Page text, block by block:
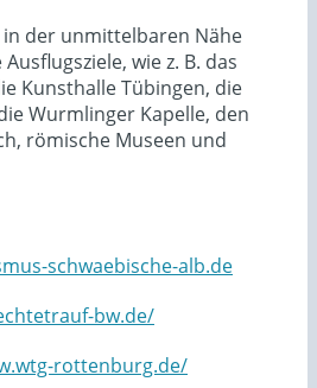
der unmittelbaren Nähe
wie z. B. das
Kunsthalle Tübingen, die
Wurmlinger Kapelle, den
römische Museen und
schwaebische-alb.de
bw.de/
rottenburg.de/